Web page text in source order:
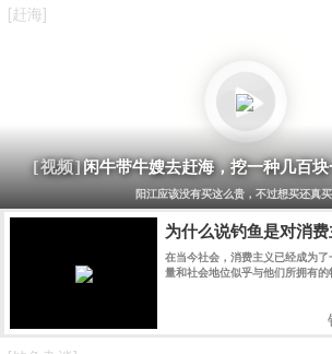
[赶海]
[视频]闲牛带牛嫂去赶海，挖一种几百
阳江应该没有买这么贵，不过想买还真
为什么说钓鱼是对消
在当今社会，消费主义已经成为
量和社会地位似乎与他们所拥有
反的生活方式，它是对消费主义的反抗。 图
就能够享受到钓鱼的乐趣。相比